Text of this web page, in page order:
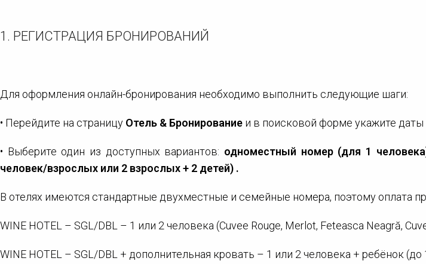
1. РЕГИСТРАЦИЯ БРОНИРОВАНИЙ
Для оформления онлайн-бронирования необходимо выполнить следующие шаги:
• Перейдите на страницу Отель & Бронирование и в поисковой форме укажите даты
• Выберите один из доступных вариантов: одноместный номер (для 1
человек/взрослых или 2 взрослых + 2 детей) .
В отелях имеются стандартные двухместные и семейные номера, поэтому оплата
WINE HOTEL – SGL/DBL – 1 или 2 человека (Cuvee Rouge, Merlot, Feteasca Neagră,
WINE HOTEL – SGL/DBL + дополнительная кровать – 1 или 2 человека + ребёнок (до